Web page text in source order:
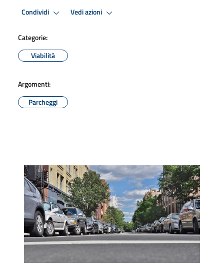
Condividi Vedi azioni
Categorie:
Viabilità
Argomenti:
Parcheggi